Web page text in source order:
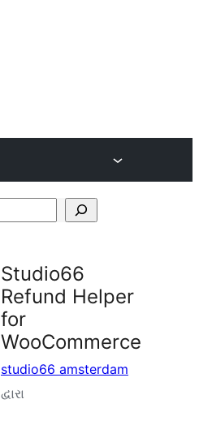
Studio66
Refund Helper
for
WooCommerce
studio66 amsterdam
દ્વારા